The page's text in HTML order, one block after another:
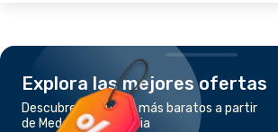
Explora las mejores ofertas
Descubre los vuelos más baratos a partir
de Medellín a Florencia